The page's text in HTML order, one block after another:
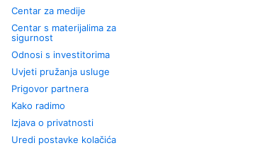
Centar za medije
Centar s materijalima za
sigurnost
Odnosi s investitorima
Uvjeti pružanja usluge
Prigovor partnera
Kako radimo
Izjava o privatnosti
Uredi postavke kolačića